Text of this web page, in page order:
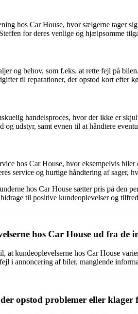
hos Car House, hvor sælgerne tager
for deres venlige og hjælpsomme
og behov, som f.eks. at rette fejl på
til reparationer, der opstod kort efter
handelsproces, hvor der ikke er
udstyr, samt evnen til at håndtere
hos Car House, hvor eksempelvis
service og hurtige håndtering af sager,
hos Car House sætter pris på
til positive kundeoplevelser og
hos Car House ud fra de
at kundeoplevelserne hos Car House
i annoncering af biler, manglende
opstod problemer eller klager